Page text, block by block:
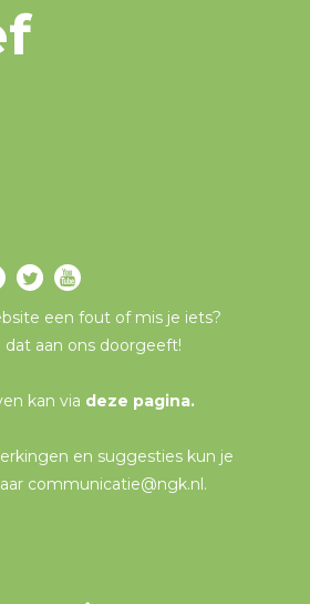
een fout of mis je iets?
dat aan ons doorgeeft!
kan via deze pagina.
en suggesties kun je
communicatie@ngk.nl.